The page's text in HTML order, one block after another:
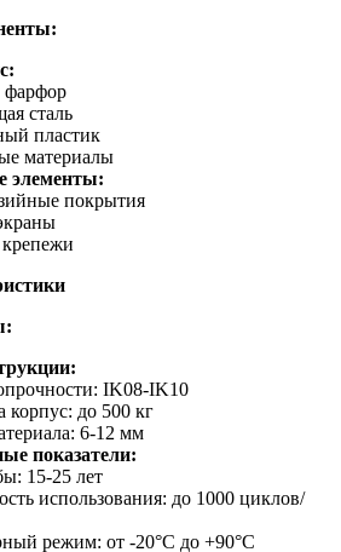
сталь
пластик
материалы
элементы:
покрытия
IK08-IK10
корпус: до 500 кг
6-12 мм
показатели:
15-25 лет
использования: до 1000 циклов/
режим: от -20°C до +90°C